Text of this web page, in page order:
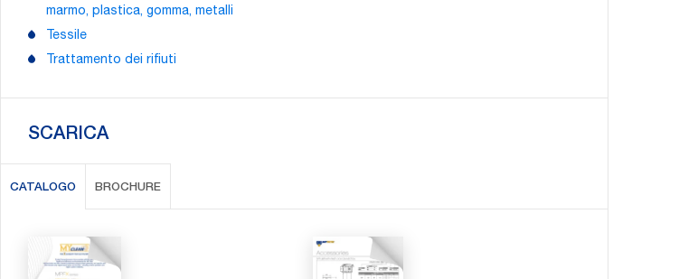
marmo, plastica, gomma, metalli
Tessile
Trattamento dei rifiuti
SCARICA
CATALOGO BROCHURE